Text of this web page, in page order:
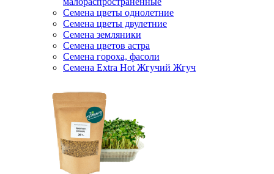
Семена цветы однолетние
Семена цветы двулетние
Семена земляники
Семена цветов астра
Семена гороха, фасоли
Семена Extra Hot Жгучий Жгуч